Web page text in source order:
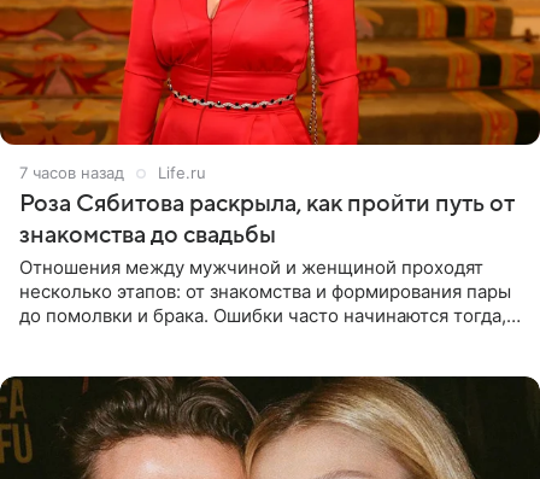
7 часов назад Life.ru
Роза Сябитова раскрыла, как пройти путь от
знакомства до свадьбы
Отношения между мужчиной и женщиной проходят
несколько этапов: от знакомства и формирования пары
до помолвки и брака. Ошибки часто начинаются тогда,